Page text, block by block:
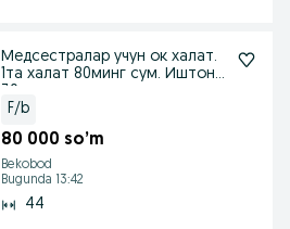
Медсестралар учун ок халат.
1та халат 80минг сум. Иштони
F/b
80 000 so’m
Bekobod
Bugunda 13:42
44